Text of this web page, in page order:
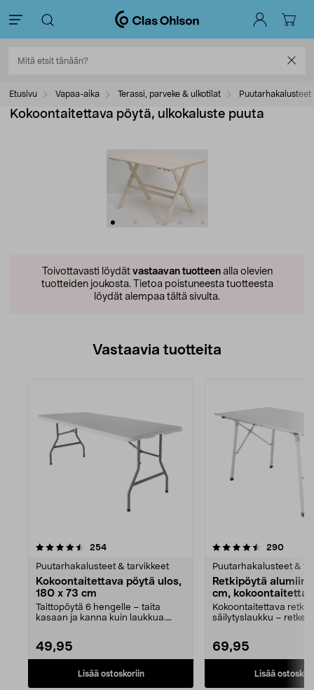
Etusivu Vapaa-aika Terassi, parveke & ulkotilat Puutarhakalusteet
Kokoontaitettava pöytä, ulkokaluste puuta
Toivottavasti löydät vastaavan tuotteenalla olevien
tuotteiden joukosta. Tietoa poistuneesta tuotteesta
löydät alempaa tältä sivulta.
Vastaavia tuotteita
254arvostelut
Puutarhakalusteet & tarvikkeet
Kokoontaitettava pöytä ulos,
180 x 73 cm
Taittopöytä 6 hengelle – taita
kasaan ja kanna kuin laukkua.
49,95
Lisää ostoskoriin
4.5viidestä
290
Puutarhakalusteet &
Retkipöytä
cm,
Kokoontaitettava
säilytyslaukku –
69,95
Lisää